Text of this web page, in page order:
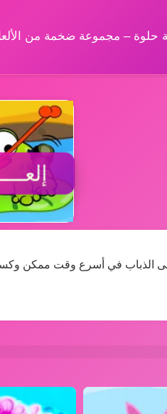
حلوة – مجموعة ضخمة من
الذباب في أسرع وقت ممكن